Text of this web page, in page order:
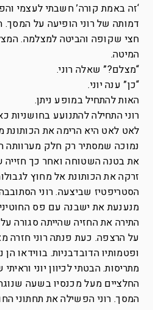
‘זה באמת קורה’ חשבתי לעצמי
דמותה של רוני הופיעה על המסך.
חצי שקופה והביטה למצלמה.
המיטה.
“מצלם?” שאלה רוני.
“כן” ענה יוני.
האות להתחיל במופע ניתן.
רוני התחילה להתנועע בחושניות
לאט לאט היא הרימה את הכותונת
נמוכה שמסתיר רק חלק
את בטנה השטוחה ואחר כך
זרקה את הכותונת אל מחוץ
הסטריפטיז שביצעה. רוני
מנענעת את ישבנה עם פס
התירה את החזיה שהייתה סגורה
על הרצפה. כעת פנתה רוני חזרה
ופטמותיו הדובדבניות. בווידאו הן
מתריסות. הבטתי לכיוון יוני
החלציים מעל מכנסיו בשעה
המסך. רוני הפשילה את תחתוני